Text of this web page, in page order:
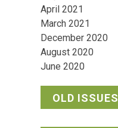
April 2021
March 2021
December 2020
August 2020
June 2020
OLD ISSUES